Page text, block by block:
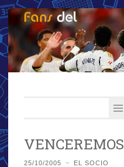
VENCEREMOS
25/10/2005 ~ EL SOCIO